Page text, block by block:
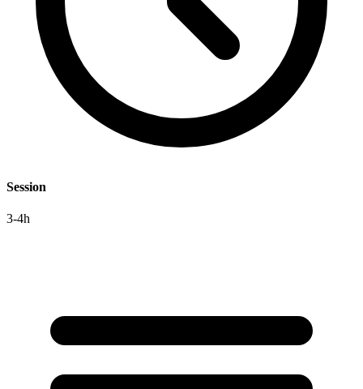
Session
3-4h